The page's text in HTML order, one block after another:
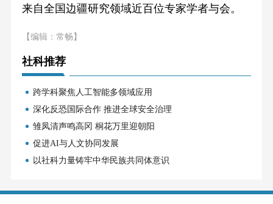
来自全国边疆研究领域近百位专家学者与会。
【编辑：常畅】
社科推荐
跨学科聚焦人工智能多领域应用
深化反恐国际合作 推进全球安全治理
雏凤清声鸣高冈 桐花万里迎朝阳
促进AI与人文协同发展
以社科力量铸牢中华民族共同体意识